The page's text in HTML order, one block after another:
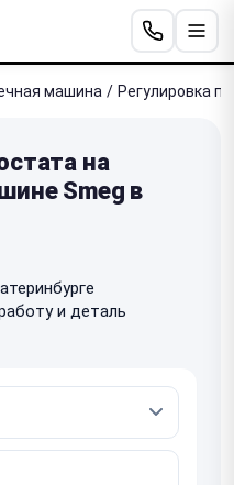
машина / Регулировка
на
Smeg в
и деталь